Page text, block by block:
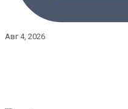
Авг 4, 2026